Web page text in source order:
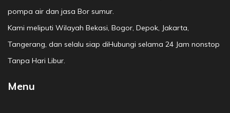
pompa air dan jasa Bor sumur.
Kami meliputi Wilayah Bekasi, Bogor, Depok, Jakarta,
Tangerang, dan selalu siap diHubungi selama 24 Jam nonstop
Tanpa Hari Libur.
Menu